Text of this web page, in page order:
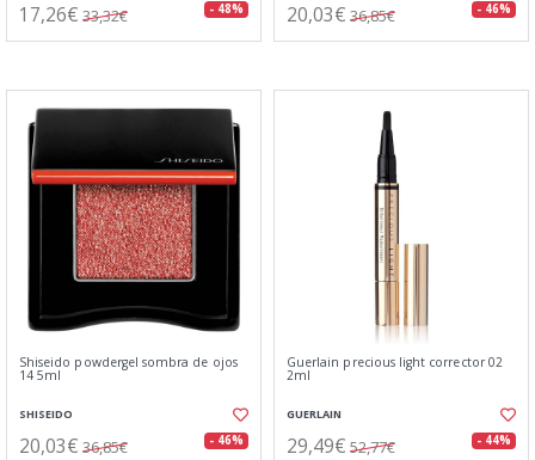
17,26€ 33,32€ - 48% 20,03€ 36,85€ - 46%
Shiseido powdergel sombra de ojos
14 5ml
SHISEIDO
20,03€ 36,85€ - 46%
Guerlain precious light corrector 02
2ml
GUERLAIN
29,49€ 52,77€ - 44%